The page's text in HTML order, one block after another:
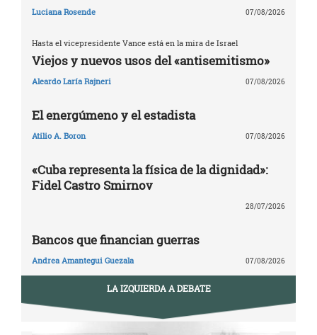
Luciana Rosende 07/08/2026
Hasta el vicepresidente Vance está en la mira de Israel
Viejos y nuevos usos del «antisemitismo»
Aleardo Laría Rajneri 07/08/2026
El energúmeno y el estadista
Atilio A. Boron 07/08/2026
«Cuba representa la física de la dignidad»:
Fidel Castro Smirnov
28/07/2026
Bancos que financian guerras
Andrea Amantegui Guezala 07/08/2026
LA IZQUIERDA A DEBATE